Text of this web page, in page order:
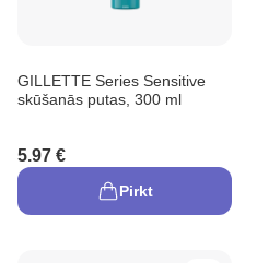
GILLETTE Series Sensitive
skūšanās putas, 300 ml
5.97 €
Pirkt